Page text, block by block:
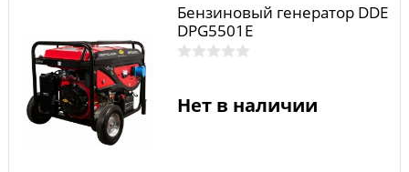
Бензиновый генератор DDE
DPG5501E
Нет в наличии